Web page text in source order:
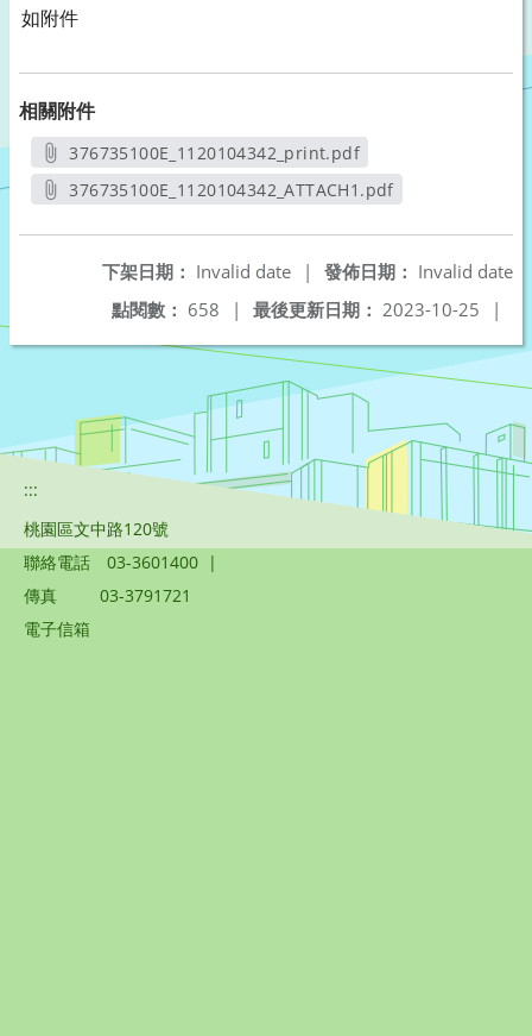
如附件
相關附件
376735100E_1120104342_print.pdf
另開新視窗
376735100E_1120104342_ATTACH1.pdf
發佈日期： Invalid date
下架日期： Invalid date
|
最後更新日期： 2023-10-25 |
點閱數： 658 |
:::
桃園區文中路120號
聯絡電話
03-3601400 |
傳真
03-3791721
電子信箱